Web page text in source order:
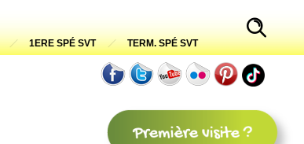
1ERE SPÉ SVT TERM. SPÉ SVT